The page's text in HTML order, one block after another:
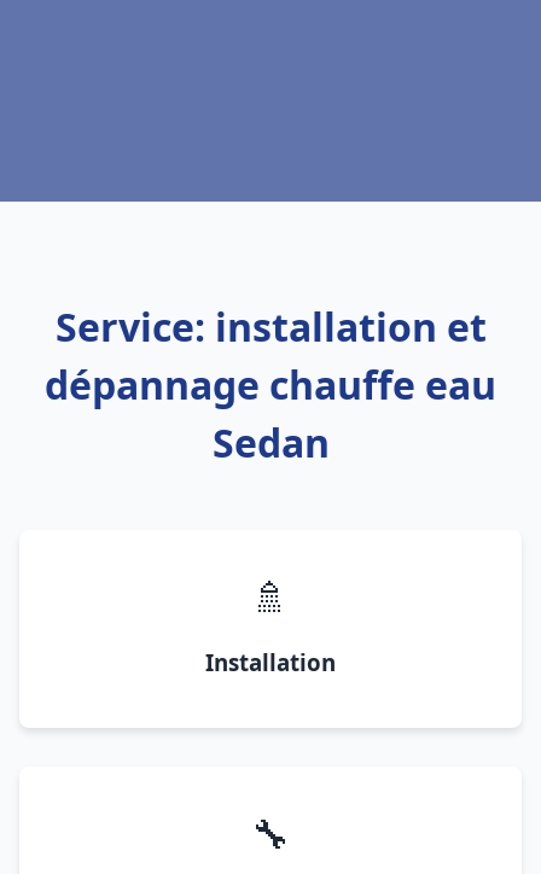
Service: installation et
dépannage chauffe eau
Sedan
🚿
Installation
🔧